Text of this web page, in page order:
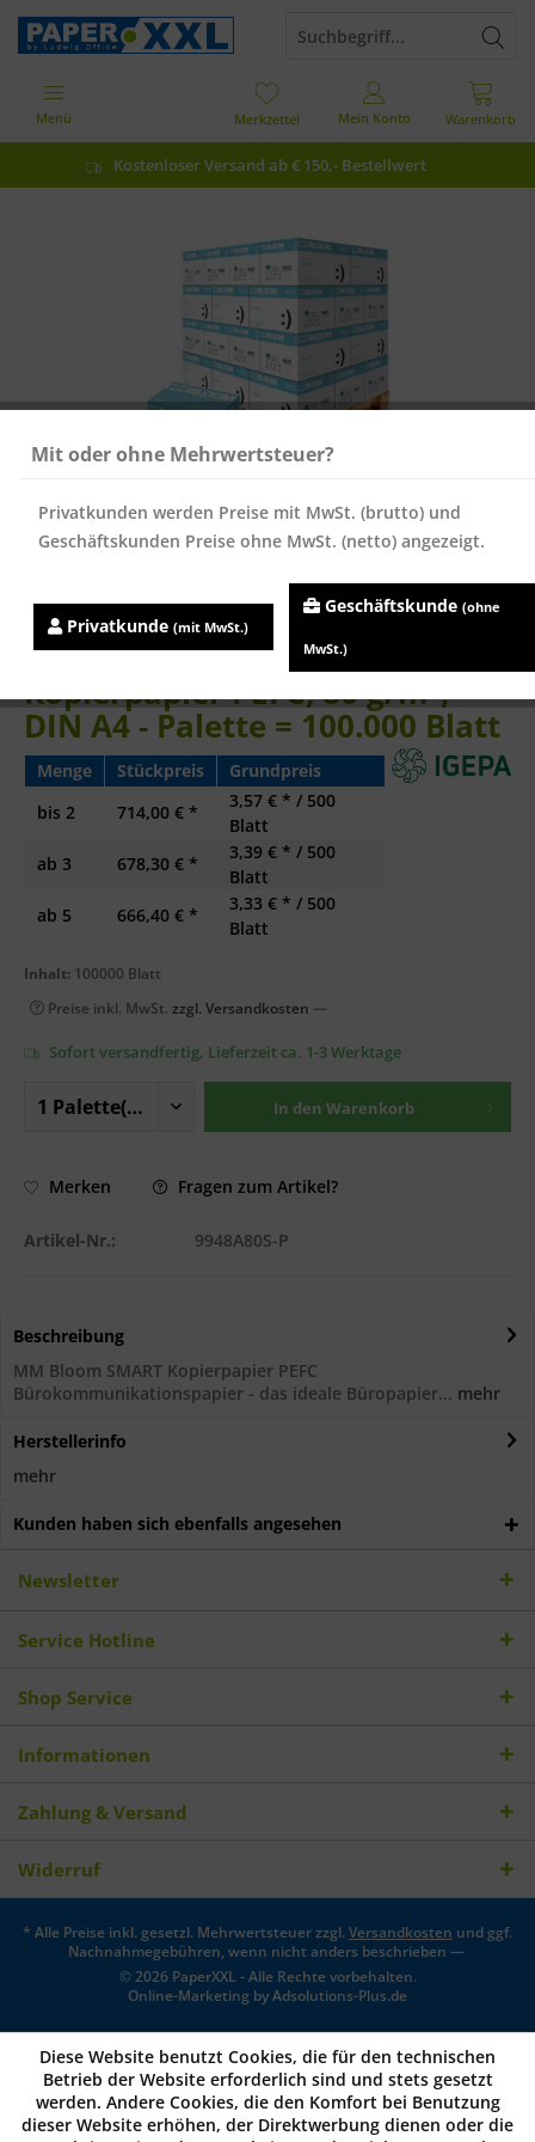
Kostenloser Versand ab € 150,- Bestellwert
Warenkorb
Merkzettel Mein Konto
Menü
MM Bloom SMART
Kopierpapier PEFC, 80 g/m²,
DIN A4 - Palette = 100.000 Blatt
Menge Stückpreis
Grundpreis
bis 2 714,00 € *
3,57 € * / 500
Blatt
ab 3 678,30 € *
3,39 € * / 500
Blatt
ab 5 666,40 € *
3,33 € * / 500
Blatt
Inhalt: 100000 Blatt
Preise inkl. MwSt. zzgl. Versandkosten —
Sofort versandfertig, Lieferzeit ca. 1-3 Werktage
In den Warenkorb
Merken Fragen zum Artikel?
Artikel-Nr.: 9948A80S-P
Beschreibung
MM Bloom SMART Kopierpapier PEFC
Bürokommunikationspapier - das ideale Büropapier... mehr
Herstellerinfo
mehr
Kunden haben sich ebenfalls angesehen
Newsletter
Service Hotline
Shop Service
Informationen
Zahlung & Versand
Widerruf
* Alle Preise inkl. gesetzl. Mehrwertsteuer zzgl.Versandkosten und ggf.
Nachnahmegebühren, wenn nicht anders beschrieben —
© 2026 PaperXXL - Alle Rechte vorbehalten.
Online-Marketing byAdsolutions-Plus.de
Diese Website benutzt Cookies, die für den technischen
Betrieb der Website erforderlich sind und stets gesetzt
werden. Andere Cookies, die den Komfort bei Benutzung
dieser Website erhöhen, der Direktwerbung dienen oder die
Mit oder ohne Mehrwertsteuer?
Privatkunden werden Preise mit MwSt. (brutto) und
Geschäftskunden Preise ohne MwSt. (netto) angezeigt.
Privatkunde (mit MwSt.)
Geschäftskunde (ohne
MwSt.)